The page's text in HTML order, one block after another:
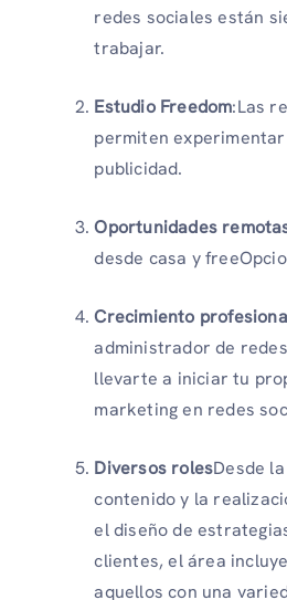
redes sociales están
trabajar.
Estudio Freedom:Las
permiten
publicidad.
Oportunidades
desde casa y
Crecimiento
administrador de
llevarte a iniciar tu
marketing en redes
Diversos rolesDesde
contenido y la
el diseño de
clientes, el área
aquellos con una